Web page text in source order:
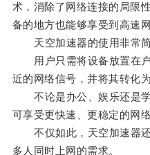
术，消除了网络连接的局限
备的地方也能够享受到高速
天空加速器的使用非常简
用户只需将设备放置在户
近的网络信号，并将其转化
不论是办公、娱乐还是学
可享受更快速、更稳定的网络
不仅如此，天空加速器还
多人同时上网的需求。